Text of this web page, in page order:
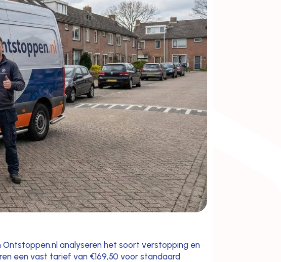
analyseren het soort verstopping en
een vast tarief van €169,50 voor standaard